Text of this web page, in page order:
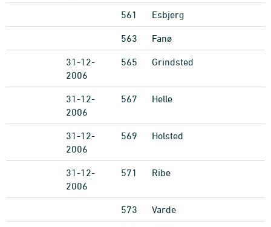
561 Esbjerg
563 Fanø
31-12-
2006
565 Grindsted
31-12-
2006
567 Helle
31-12-
2006
569 Holsted
31-12-
2006
571 Ribe
573 Varde